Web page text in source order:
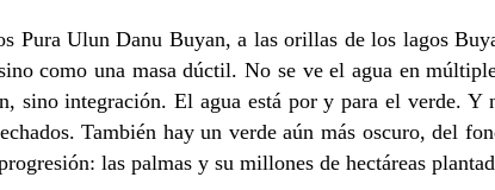
Pura Ulun Danu Buyan, a las orillas de los lagos
como una masa dúctil. No se ve el agua en
sino integración. El agua está por y para el verde. Y
También hay un verde aún más oscuro, del
las palmas y su millones de hectáreas